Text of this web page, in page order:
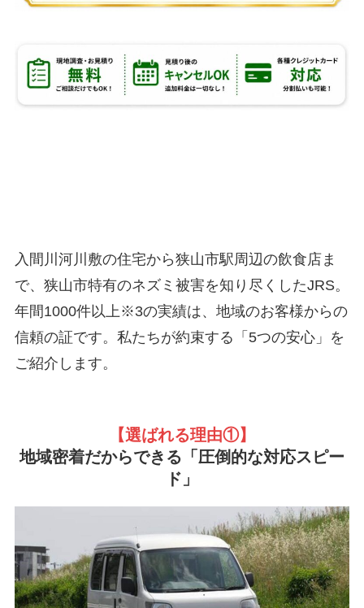
入間川河川敷の住宅から狭山市駅周辺の飲食店ま
で、狭山市特有のネズミ被害を知り尽くしたJRS。
年間1000件以上※3の実績は、地域のお客様からの
信頼の証です。私たちが約束する「5つの安心」を
ご紹介します。
【選ばれる理由①】
地域密着だからできる「圧倒的な対応スピー
ド」